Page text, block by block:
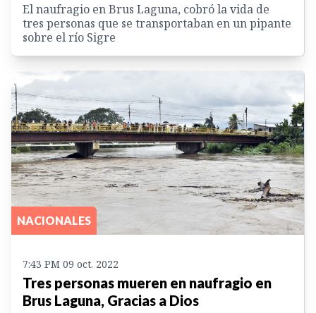
El naufragio en Brus Laguna, cobró la vida de
tres personas que se transportaban en un pipante
sobre el río Sigre
NACIONALES
7:43 PM 09 oct. 2022
Tres personas mueren en naufragio en
Brus Laguna, Gracias a Dios